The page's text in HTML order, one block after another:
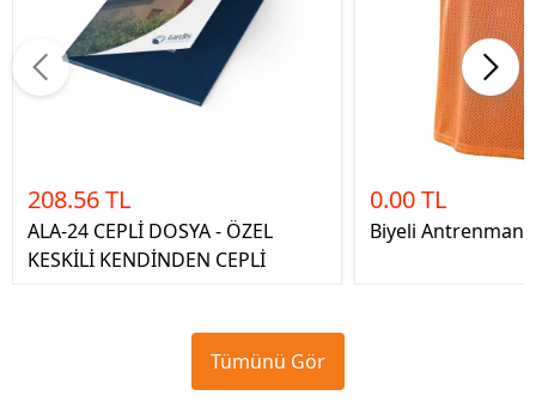
208.56 TL
ALA-24 CEPLİ DOSYA - ÖZEL
KESKİLİ KENDİNDEN CEPLİ
0.00 TL
Biyeli Antrenman
Tümünü Gör